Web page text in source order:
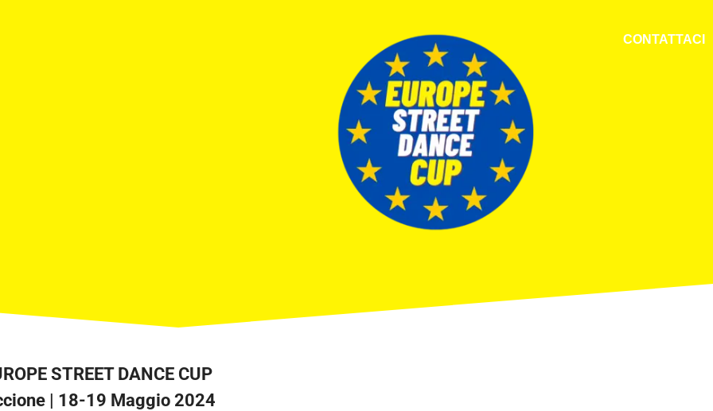
CONTATTACI
STREET DANCE CUP
| 18-19 Maggio 2024